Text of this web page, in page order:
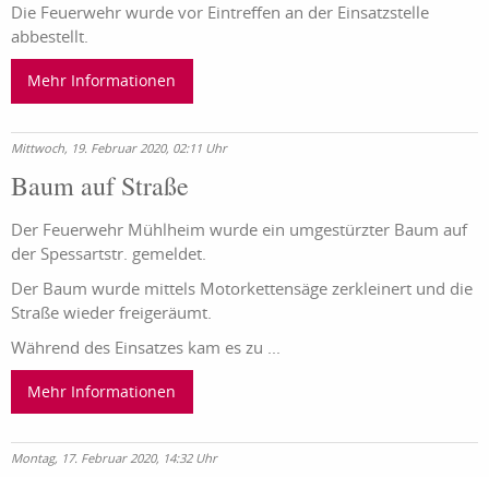
Die Feuerwehr wurde vor Eintreffen an der Einsatzstelle
abbestellt.
Mehr Informationen
Mittwoch, 19. Februar 2020, 02:11 Uhr
Baum auf Straße
Der Feuerwehr Mühlheim wurde ein umgestürzter Baum auf
der Spessartstr. gemeldet.
Der Baum wurde mittels Motorkettensäge zerkleinert und die
Straße wieder freigeräumt.
Während des Einsatzes kam es zu ...
Mehr Informationen
Montag, 17. Februar 2020, 14:32 Uhr